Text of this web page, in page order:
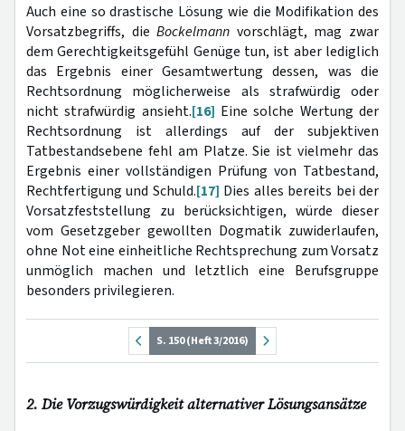
Auch eine so drastische Lösung wie die Modifikation des
Vorsatzbegriffs, dieBockelmann vorschlägt, mag zwar
dem Gerechtigkeitsgefühl Genüge tun, ist aber lediglich
das Ergebnis einer Gesamtwertung dessen, was die
Rechtsordnung möglicherweise als strafwürdig oder
nicht strafwürdig ansieht.[16] Eine solche Wertung der
Rechtsordnung ist allerdings auf der subjektiven
Tatbestandsebene fehl am Platze. Sie ist vielmehr das
Ergebnis einer vollständigen Prüfung von Tatbestand,
Rechtfertigung und Schuld.[17] Dies alles bereits bei der
Vorsatzfeststellung zu berücksichtigen, würde dieser
vom Gesetzgeber gewollten Dogmatik zuwiderlaufen,
ohne Not eine einheitliche Rechtsprechung zum Vorsatz
unmöglich machen und letztlich eine Berufsgruppe
besonders privilegieren.
S. 150 (Heft 3/2016)
2. Die Vorzugswürdigkeit alternativer Lösungsansätze